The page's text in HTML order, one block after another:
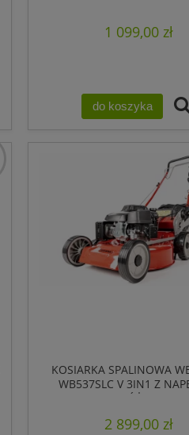
1 099,00 zł
do koszyka
KOSIARKA SPALINOWA
WB537SLC V 3IN1 Z
ZAPASOWY NÓŻ + OLEJ
2 899,00 zł